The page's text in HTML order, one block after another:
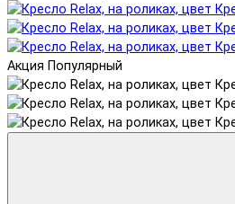
Акция Популярный